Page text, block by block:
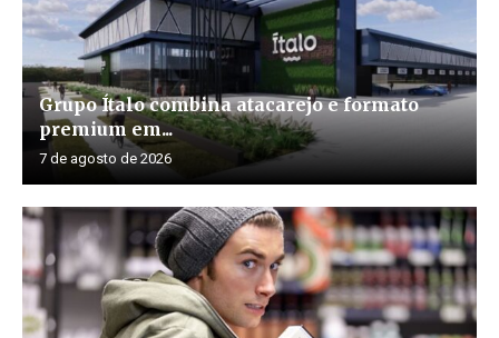
Grupo Ítalo combina atacarejo e formato
premium em...
7 de agosto de 2026